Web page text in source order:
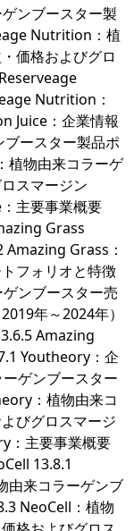
ンブースター製
Nutrition：植
価格およびグロ
Nutrition：
Juice：企業情報
ースター製品ポ
植物由来コラーゲ
スマージン
主要事業概要
Grass
Grass：
フォリオと特徴
ンブースター売
年～2024年）
Amazing
Youtheory：企
ゲンブースター
：植物由来コ
びグロスマージ
：主要事業概要
13.8.1
由来コラーゲンブ
NeoCell：植物